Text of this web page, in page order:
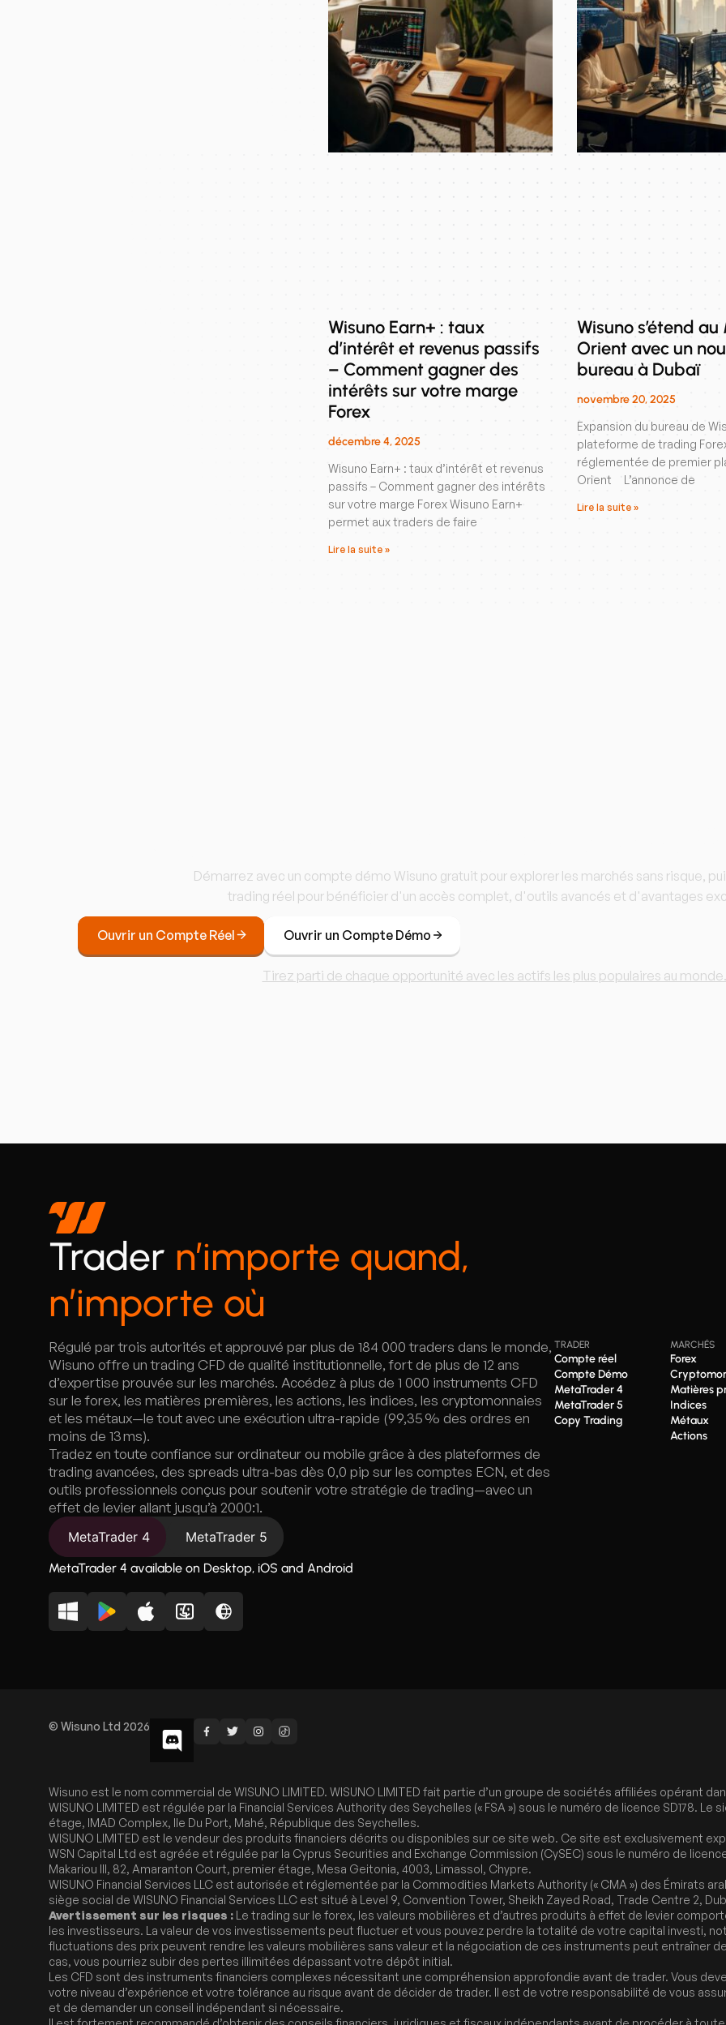
Wisuno Earn+ : taux
d’intérêt et revenus passifs
– Comment gagner des
intérêts sur votre marge
Forex
décembre 4, 2025
Wisuno Earn+ : taux d’intérêt et revenus
passifs – Comment gagner des intérêts
sur votre marge Forex Wisuno Earn+
permet aux traders de faire
Lire la suite »
Wisuno s’étend
Orient avec un
bureau à Dubaï
novembre 20, 2025
Expansion du bureau de
plateforme de trading
réglementée de premier
Orient L’annonce de
Lire la suite »
Démarrez avec un compte démo Wisuno gratuit pour explorer les marchés sans risque,
trading réel pour bénéficier d'un accès complet, d'outils avancés et d'avantages
Ouvrir un Compte Réel Ouvrir un Compte Démo
Tirez parti de chaque opportunité avec les actifs les plus populaires au monde.
Trader n’importe quand,
n’importe où
Régulé par trois autorités et approuvé par plus de 184 000 traders dans le monde,
Wisuno offre un trading CFD de qualité institutionnelle, fort de plus de 12 ans
d’expertise prouvée sur les marchés. Accédez à plus de 1 000 instruments CFD
sur le forex, les matières premières, les actions, les indices, les cryptomonnaies
et les métaux—le tout avec une exécution ultra-rapide (99,35 % des ordres en
moins de 13 ms).
Tradez en toute confiance sur ordinateur ou mobile grâce à des plateformes de
trading avancées, des spreads ultra-bas dès 0,0 pip sur les comptes ECN, et des
outils professionnels conçus pour soutenir votre stratégie de trading—avec un
effet de levier allant jusqu’à 2000:1.
TRADER
Compte réel
Compte Démo
MetaTrader 4
MetaTrader 5
Copy Trading
MARCHÉS
Forex
Matières
Indices
Métaux
Actions
MetaTrader 4 MetaTrader 5
MetaTrader 4 available on Desktop, iOS and Android
© Wisuno Ltd 2026
Wisuno est le nom commercial de WISUNO LIMITED. WISUNO LIMITED fait partie d’un groupe de sociétés affiliées opérant
WISUNO LIMITED est régulée par la Financial Services Authority des Seychelles (« FSA ») sous le numéro de licence SD178. Le
étage, IMAD Complex, Ile Du Port, Mahé, République des Seychelles.
WISUNO LIMITED est le vendeur des produits financiers décrits ou disponibles sur ce site web. Ce site est exclusivement
WSN Capital Ltd est agréée et régulée par la Cyprus Securities and Exchange Commission (CySEC) sous le numéro de
Makariou III, 82, Amaranton Court, premier étage, Mesa Geitonia, 4003, Limassol, Chypre.
WISUNO Financial Services LLC est autorisée et réglementée par la Commodities Markets Authority (« CMA ») des Émirats
siège social de WISUNO Financial Services LLC est situé à Level 9, Convention Tower, Sheikh Zayed Road, Trade Centre 2,
Avertissement sur les risques : Le trading sur le forex, les valeurs mobilières et d’autres produits à effet de levier
les investisseurs. La valeur de vos investissements peut fluctuer et vous pouvez perdre la totalité de votre capital investi,
fluctuations des prix peuvent rendre les valeurs mobilières sans valeur et la négociation de ces instruments peut entraîner
cas, vous pourriez subir des pertes illimitées dépassant votre dépôt initial.
Les CFD sont des instruments financiers complexes nécessitant une compréhension approfondie avant de trader. Vous
votre niveau d’expérience et votre tolérance au risque avant de décider de trader. Il est de votre responsabilité de vous
et de demander un conseil indépendant si nécessaire.